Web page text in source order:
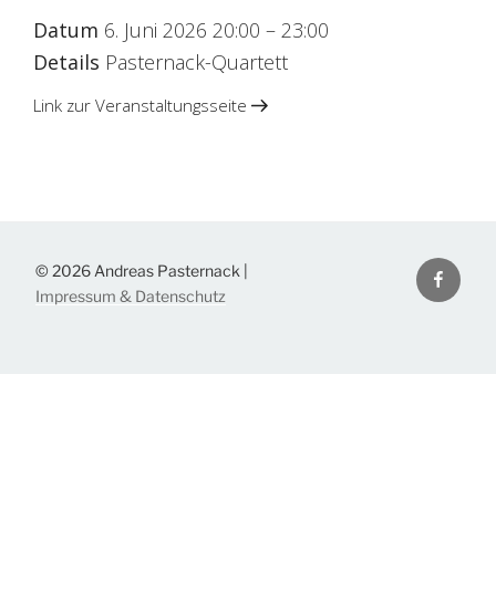
Datum 6. Juni 2026 20:00 – 23:00
Details Pasternack-Quartett
Link zur Veranstaltungsseite
© 2026 Andreas Pasternack |
Impressum & Datenschutz